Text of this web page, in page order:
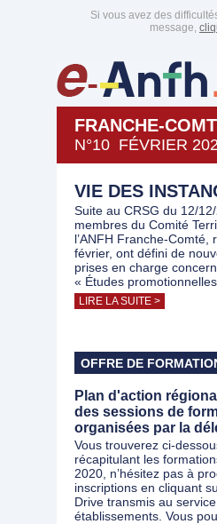
Si vous avez des
message,
FRANCHE-
N°10 FÉVRIER
VIE DES
Suite au CRSG du 12/
membres du Comité
l’ANFH Franche-Comté,
février, ont défini de
prises en charge
« Études
LIRE LA SUITE >
OFFRE DE
Plan d'action
des sessions de
organisées par la
Vous trouverez ci-
récapitulant les
2020, n’hésitez pas à
inscriptions en cliquant
Drive transmis au
établissements. Vous